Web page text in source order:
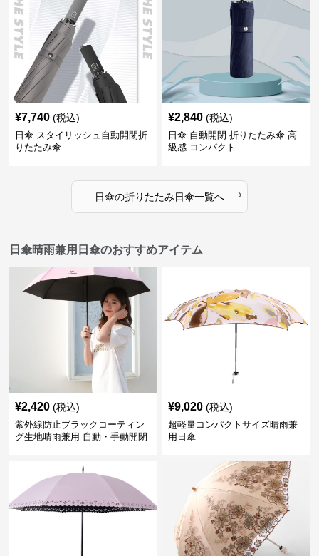
¥7,740 (税込)
日傘 スタイリッシュ自動開閉折
りたたみ傘
¥2,840 (税込)
日傘 自動開閉 折りたたみ傘 高
級感 コンパクト
日傘の折りたたみ日傘一覧へ ›
日傘晴雨兼用日傘のおすすめアイテム
¥2,420 (税込)
紫外線防止ブラックコーティン
グ生地晴雨兼用 自動・手動開閉
¥9,020 (税込)
超軽量コンパクトサイズ晴雨兼
用日傘